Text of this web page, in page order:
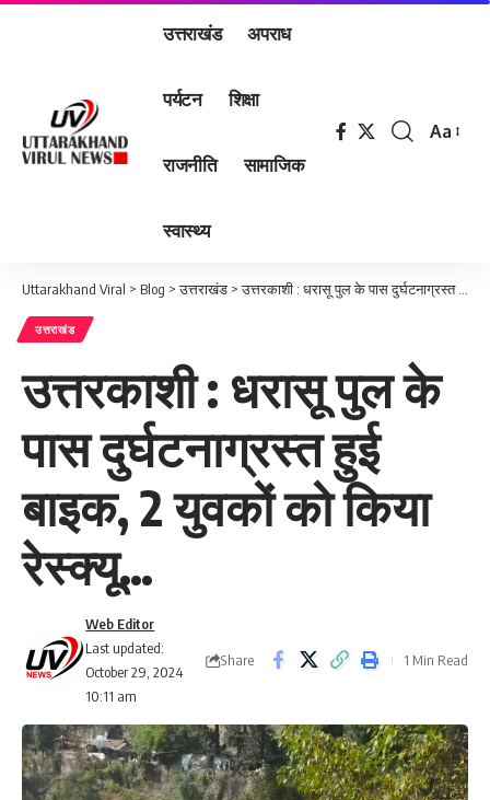
उत्तराखंड अपराध
पर्यटन शिक्षा
राजनीति सामाजिक
स्वास्थ्य
Font
Aa
Uttarakhand Viral > Blog >उत्तराखंड >उत्तरकाशी : धरासू पुल के पास दुर्घटनाग्रस्त हुई बाइक, 2 युवकों को किया रेस्क्यू…
उत्तराखंड
उत्तरकाशी : धरासू पुल के
पास दुर्घटनाग्रस्त हुई
बाइक, 2 युवकों को किया
रेस्क्यू…
Last updated:
October 29, 2024
10:11 am
Web Editor
Share 1 Min Read